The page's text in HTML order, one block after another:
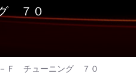
７０
－Ｆ チューニング ７０